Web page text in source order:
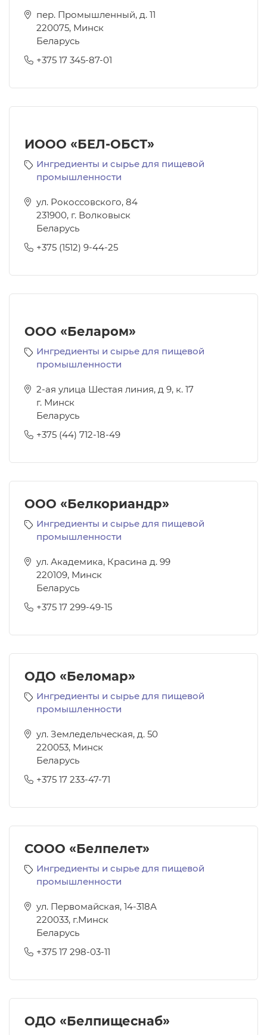
пер. Промышленный, д. 11
220075, Минск
Беларусь
+375 17 345-87-01
ИООО «БЕЛ-ОБСТ»
Ингредиенты и сырье для пищевой
промышленности
ул. Рокоссовского, 84
231900, г. Волковыск
Беларусь
+375 (1512) 9-44-25
ООО «Беларом»
Ингредиенты и сырье для пищевой
промышленности
2-ая улица Шестая линия, д 9, к. 17
г. Минск
Беларусь
+375 (44) 712-18-49
ООО «Белкориандр»
Ингредиенты и сырье для пищевой
промышленности
ул. Академика, Красина д. 99
220109, Минск
Беларусь
+375 17 299-49-15
ОДО «Беломар»
Ингредиенты и сырье для пищевой
промышленности
ул. Земледельческая, д. 50
220053, Минск
Беларусь
+375 17 233-47-71
СООО «Белпелет»
Ингредиенты и сырье для пищевой
промышленности
ул. Первомайская, 14-318А
220033, г.Минск
Беларусь
+375 17 298-03-11
ОДО «Белпищеснаб»